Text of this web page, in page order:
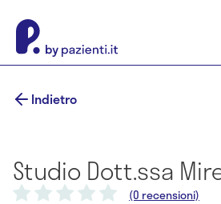
Indietro
Studio Dott.ssa
(0 recensioni)